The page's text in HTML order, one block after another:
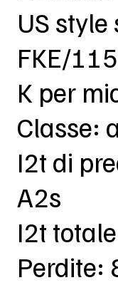
US style
FKE/
K per
Classe:
I2t di
A2s
I2t
Perdite: